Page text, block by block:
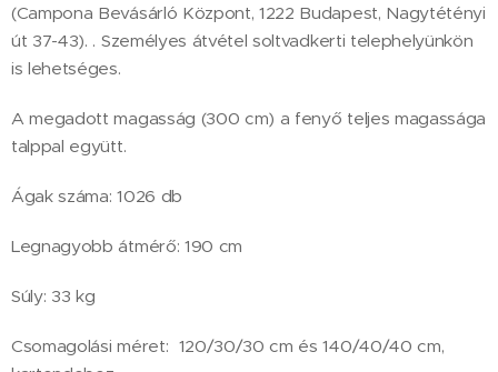
(Campona Bevásárló Központ, 1222 Budapest, Nagytétényi
út 37-43). . Személyes átvétel soltvadkerti telephelyünkön
is lehetséges.
A megadott magasság (300 cm) a fenyő teljes magassága
talppal együtt.
Ágak száma: 1026 db
Legnagyobb átmérő: 190 cm
Súly: 33 kg
Csomagolási méret: 120/30/30 cm és 140/40/40 cm,